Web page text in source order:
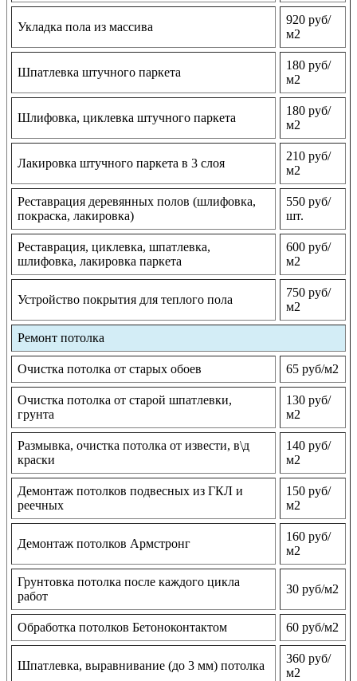
Укладка пола из массива
920 руб/
м2
Шпатлевка штучного паркета
180 руб/
м2
Шлифовка, циклевка штучного паркета
180 руб/
м2
Лакировка штучного паркета в 3 слоя
210 руб/
м2
Реставрация деревянных полов (шлифовка,
покраска, лакировка)
550 руб/
шт.
Реставрация, циклевка, шпатлевка,
шлифовка, лакировка паркета
600 руб/
м2
Устройство покрытия для теплого пола
750 руб/
м2
Ремонт потолка
Очистка потолка от старых обоев 65 руб/м2
Очистка потолка от старой шпатлевки,
грунта
130 руб/
м2
Размывка, очистка потолка от извести, в\д
краски
140 руб/
м2
Демонтаж потолков подвесных из ГКЛ и
реечных
150 руб/
м2
Демонтаж потолков Армстронг
160 руб/
м2
Грунтовка потолка после каждого цикла
работ
30 руб/м2
Обработка потолков Бетоноконтактом 60 руб/м2
Шпатлевка, выравнивание (до 3 мм) потолка
360 руб/
м2